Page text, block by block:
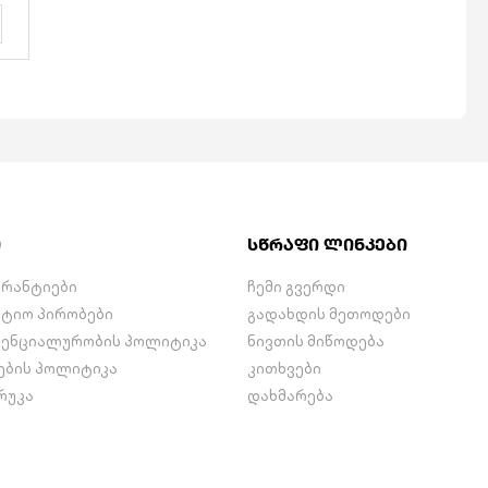
პირობები
პოლიტიკა
პოლიტიკა
სწრაფი ლინკები
ჩემი გვერდი
გადახდის მეთოდები
ნივთის მიწოდება
კითხვები
დახმარება